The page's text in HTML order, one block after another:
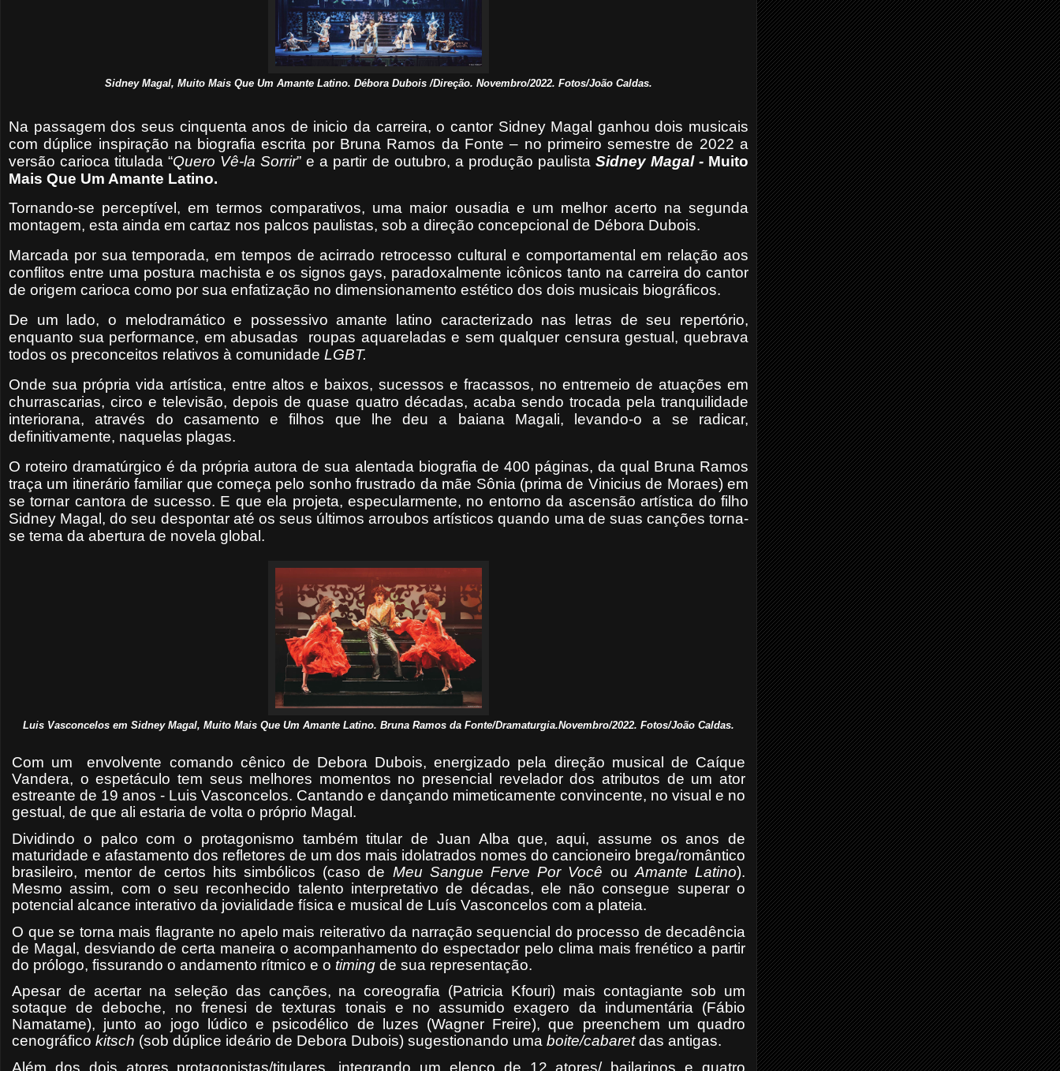
Sidney Magal, Muito Mais Que Um Amante Latino. Débora Dubois /Direção. Novembro/2022. Fotos/João Caldas.
Na passagem dos seus cinquenta anos de inicio da carreira, o cantor Sidney Magal ganhou dois musicais
com dúplice inspiração na biografia escrita por Bruna Ramos da Fonte – no primeiro semestre de 2022 a
versão carioca titulada “Quero Vê-la Sorrir” e a partir de outubro, a produção paulista Sidney Magal - Muito
Mais Que Um Amante Latino.
Tornando-se perceptível, em termos comparativos, uma maior ousadia e um melhor acerto na segunda
montagem, esta ainda em cartaz nos palcos paulistas, sob a direção concepcional de Débora Dubois.
Marcada por sua temporada, em tempos de acirrado retrocesso cultural e comportamental em relação aos
conflitos entre uma postura machista e os signos gays, paradoxalmente icônicos tanto na carreira do cantor
de origem carioca como por sua enfatização no dimensionamento estético dos dois musicais biográficos.
De um lado, o melodramático e possessivo amante latino caracterizado nas letras de seu repertório,
enquanto sua performance, em abusadas
roupas aquareladas e sem qualquer censura gestual, quebrava
todos os preconceitos relativos à comunidade LGBT.
Onde sua própria vida artística, entre altos e baixos, sucessos e fracassos, no entremeio de atuações em
churrascarias, circo e televisão, depois de quase quatro décadas, acaba sendo trocada pela tranquilidade
interiorana, através do casamento e filhos que lhe deu a baiana Magali, levando-o a se radicar,
definitivamente, naquelas plagas.
O roteiro dramatúrgico é da própria autora de sua alentada biografia de 400 páginas, da qual Bruna Ramos
traça um itinerário familiar que começa pelo sonho frustrado da mãe Sônia (prima de Vinicius de Moraes) em
se tornar cantora de sucesso. E que ela projeta, especularmente, no entorno da ascensão artística do filho
Sidney Magal, do seu despontar até os seus últimos arroubos artísticos quando uma de suas canções torna-
se tema da abertura de novela global.
Luis Vasconcelos em Sidney Magal, Muito Mais Que Um Amante Latino. Bruna Ramos da Fonte/Dramaturgia.Novembro/2022. Fotos/João Caldas.
Com um envolvente comando cênico de Debora Dubois, energizado pela direção musical de Caíque
Vandera, o espetáculo tem seus melhores momentos no presencial revelador dos atributos de um ator
estreante de 19 anos - Luis Vasconcelos. Cantando e dançando mimeticamente convincente, no visual e no
gestual, de que ali estaria de volta o próprio Magal.
Dividindo o palco com o protagonismo também titular de Juan Alba que, aqui, assume os anos de
maturidade e afastamento dos refletores de um dos mais idolatrados nomes do cancioneiro brega/romântico
brasileiro, mentor de certos hits simbólicos (caso de Meu Sangue Ferve Por Você ou Amante Latino).
Mesmo assim, com o seu reconhecido talento interpretativo de décadas, ele não consegue superar o
potencial alcance interativo da jovialidade física e musical de Luís Vasconcelos com a plateia.
O que se torna mais flagrante no apelo mais reiterativo da narração sequencial do processo de decadência
de Magal, desviando de certa maneira o acompanhamento do espectador pelo clima mais frenético a partir
do prólogo, fissurando o andamento rítmico e o timing de sua representação.
Apesar de acertar na seleção das canções, na coreografia (Patricia Kfouri) mais contagiante sob um
sotaque de deboche, no frenesi de texturas tonais e no assumido exagero da indumentária (Fábio
Namatame), junto ao jogo lúdico e psicodélico de luzes (Wagner Freire), que preenchem um quadro
cenográfico kitsch (sob dúplice ideário de Debora Dubois) sugestionando uma boite/cabaretdas antigas.
Além dos dois atores protagonistas/titulares, integrando um elenco de 12 atores/ bailarinos e quatro